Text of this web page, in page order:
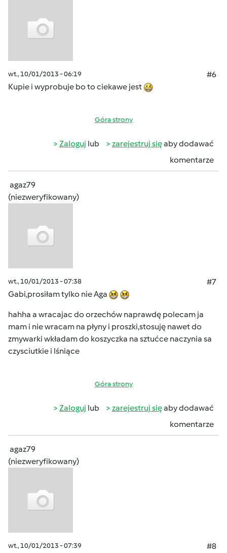
wt., 10/01/2013 - 06:19
#6
Kupie i wyprobuje bo to ciekawe jest
Góra strony
Zaloguj lub zarejestruj sięaby dodawać
komentarze
agaz79
(niezweryfikowany)
wt., 10/01/2013 - 07:38
#7
Gabi,prosiłam tylko nie Aga
hahha a wracajac do orzechów naprawdę polecam ja
mam i nie wracam na płyny i proszki,stosuję nawet do
zmywarki wkładam do koszyczka na sztućce naczynia sa
czysciutkie i lśniące
Góra strony
Zaloguj lub zarejestruj sięaby dodawać
komentarze
agaz79
(niezweryfikowany)
wt., 10/01/2013 - 07:39
#8